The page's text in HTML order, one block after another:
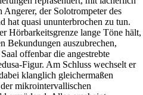
Angerer, der Solotrompeter des
hat quasi ununterbrochen zu tun.
Hörbarkeitsgrenze lange Töne hält,
Bekundungen auszubrechen,
offenbar die angestrebte
Figur. Am Schluss wechselt er
klanglich gleichermaßen
mikrointervallischen